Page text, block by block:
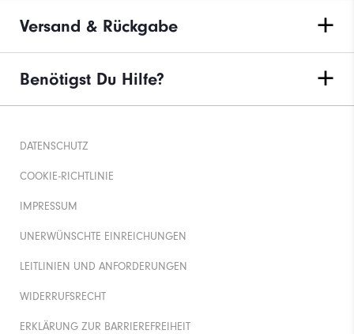
Versand & Rückgabe
Benötigst Du Hilfe?
DATENSCHUTZ
COOKIE-RICHTLINIE
IMPRESSUM
UNERWÜNSCHTE EINREICHUNGEN
LEITLINIEN UND ANFORDERUNGEN
WIDERRUFSRECHT
ERKLÄRUNG ZUR BARRIEREFREIHEIT